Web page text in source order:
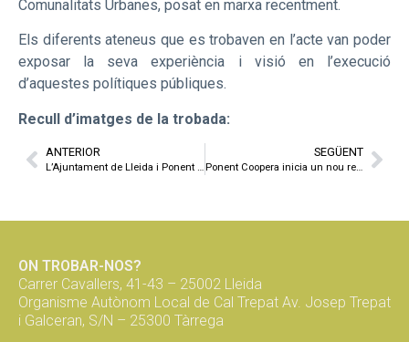
Comunalitats Urbanes, posat en marxa recentment.
Els diferents ateneus que es trobaven en l’acte van poder
exposar la seva experiència i visió en l’execució
d’aquestes polítiques públiques.
Recull d’imatges de la trobada:
ANTERIOR
L’Ajuntament de Lleida i Ponent Coopera impulsen la segona edició del programa FEMCOOP
SEGÜENT
Ponent Coopera inicia un nou repte amb un pla de treball triennal
ON TROBAR-NOS?
Carrer Cavallers, 41-43 – 25002 Lleida
Organisme Autònom Local de Cal Trepat Av. Josep Trepat
i Galceran, S/N – 25300 Tàrrega